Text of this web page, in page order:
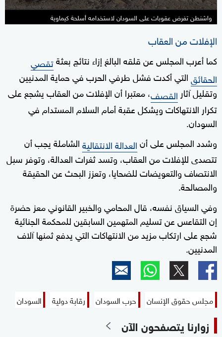
واشنطن تفرض عقوبات على السودان لاستخدامه أسلحة كيماوية
الإفلات من العقاب
كما أعرب المجلس عن قلقه البالغ إزاء نتائج بعثةتقصي
الحقائقالتي أكدت فشل طرفي الحرب في حماية المدنيين
وتقليل آثار القصف، معتبرا أن الإفلات من العقاب يشجع على
تكرار الانتهاكات ويشكل عقبة أمام السلام المستدام في
السودان.
وشدد المجلس على أنالعدالة الانتقاليةالشاملة يجب أن
تتصدى للإفلات من العقاب، وتسد ثغرات العدالة، وتوفر سبل
الانتصاف والتعويضات للضحايا، وتعزز البحث عن الحقيقة
والمصالحة.
وفي السياق نفسه، قال المحامي والخبير القانوني معز حضرة
إن التقاعس عن تسليم المتهمين السابقين للمحكمة الجنائية
شجع على ارتكاب مزيد من الانتهاكات التي يدفع ثمنها آلاف
المدنيين.
مجلس حقوق الإنسان حرب السودان رقابة دولية السودان
زوارنا يتصفحون الآن